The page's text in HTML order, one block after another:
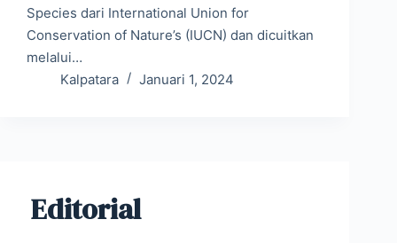
Species dari International Union for
Conservation of Nature’s (IUCN) dan dicuitkan
melalui…
Kalpatara
Januari 1, 2024
Editorial